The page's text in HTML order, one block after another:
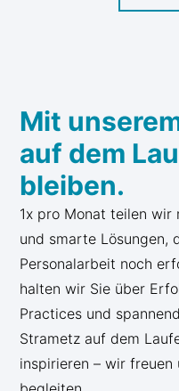
Mit
auf dem
bleiben.
1x pro Monat teilen wir
und smarte Lösungen,
Personalarbeit noch
halten wir Sie über
Practices und
Strametz auf dem
inspirieren – wir freuen